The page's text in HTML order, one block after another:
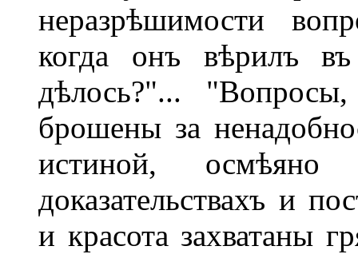
неразрѣшимости
когда онъ вѣрилъ
дѣлось?"...
брошены за
истиной,
доказательствахъ и
и красота захватаны